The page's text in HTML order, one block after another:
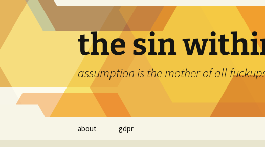
content
the sin
assumption is the mother of all
about gdpr